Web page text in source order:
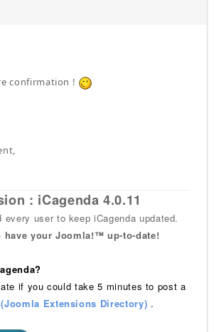
confirmation !
: iCagenda 4.0.11
every user to keep iCagenda updated.
have your Joomla!™ up-to-date!
if you could take 5 minutes to post a
Extensions Directory) .